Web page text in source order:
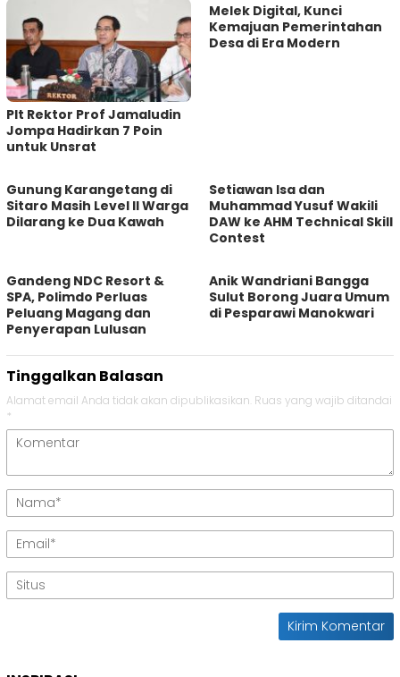
Plt Rektor Prof Jamaludin
Jompa Hadirkan 7 Poin
untuk Unsrat
Melek Digital, Kunci
Kemajuan Pemerintahan
Desa di Era Modern
Gunung Karangetang di
Sitaro Masih Level II Warga
Dilarang ke Dua Kawah
Setiawan Isa dan
Muhammad Yusuf Wakili
DAW ke AHM Technical Skill
Contest
Gandeng NDC Resort &
SPA, Polimdo Perluas
Peluang Magang dan
Penyerapan Lulusan
Anik Wandriani Bangga
Sulut Borong Juara Umum
di Pesparawi Manokwari
Tinggalkan Balasan
Alamat email Anda tidak akan dipublikasikan. Ruas yang wajib ditandai
*